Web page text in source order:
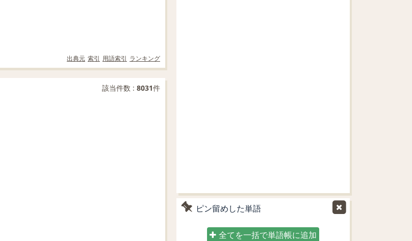
出典元 索引 用語索引 ランキング
該当件数 : 8031件
ピン留めした単語
全てを一括で単語帳に追加